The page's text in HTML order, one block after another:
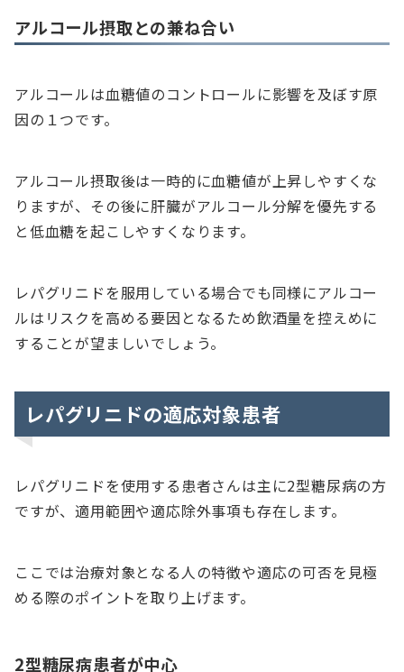
アルコール摂取との兼ね合い
アルコールは血糖値のコントロールに影響を及ぼす原
因の１つです。
アルコール摂取後は一時的に血糖値が上昇しやすくな
りますが、その後に肝臓がアルコール分解を優先する
と低血糖を起こしやすくなります。
レパグリニドを服用している場合でも同様にアルコー
ルはリスクを高める要因となるため飲酒量を控えめに
することが望ましいでしょう。
レパグリニドの適応対象患者
レパグリニドを使用する患者さんは主に2型糖尿病の方
ですが、適用範囲や適応除外事項も存在します。
ここでは治療対象となる人の特徴や適応の可否を見極
める際のポイントを取り上げます。
2型糖尿病患者が中心